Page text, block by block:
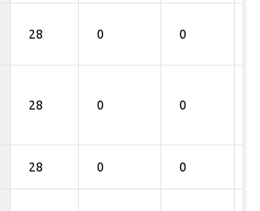
28 0 0
28 0 0
28 0 0